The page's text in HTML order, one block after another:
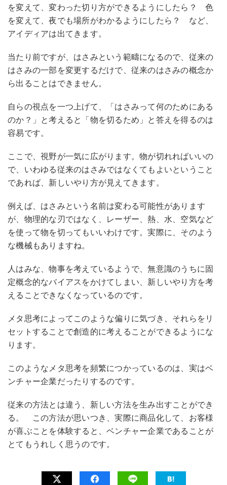
を変えて、変わった切り方ができるようにしたら？ 色
を変えて、夜でも場所がわかるようにしたら？ など、
アイディアは出てきます。
当たり前ですが、はさみという範疇になるので、従来の
はさみの一部を変更するだけで、従来のはさみの概念か
ら出ることはできません。
自らの視点を一つ上げて、「はさみって何のためにある
のか？」と考えると「物を切るため」と答えを得るのは
容易です。
ここで、視野が一気に広がります。物が切れればいいの
で、いわゆる従来のはさみではなくてもよいということ
であれば、新しいやり方が見えてきます。
例えば、はさみという名前は変わる可能性があります
が、物理的な刃ではなく、レーザー、熱、水、空気など
を使って物を切ってもいいわけです。実際に、そのよう
な機械もありますね。
人はみな、物事を考えているようで、無意識のうちに固
定概念的なバイアスをかけてしまい、新しいやり方を考
えることできなくなっているのです。
メタ思考によってこのような偏りに気づき、それらをリ
セットすることで創造的に考えることができるようにな
ります。
このようなメタ思考を頻繁につかっているのは、実はベ
ンチャー企業だったりするのです。
従来の方法とは違う、新しい方法を生み出すことができ
る。 この方法が思いつき、実際に商品化して、お客様
が喜ぶことを体験すると、ベンチャー企業であることが
とてもうれしく思うのです。